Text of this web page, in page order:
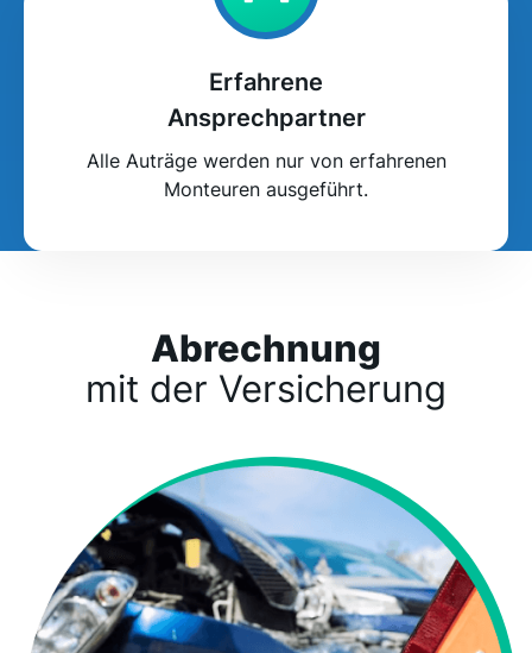
Erfahrene
Ansprechpartner
Alle Auträge werden nur von erfahrenen
Monteuren ausgeführt.
Abrechnung
mit der Versicherung